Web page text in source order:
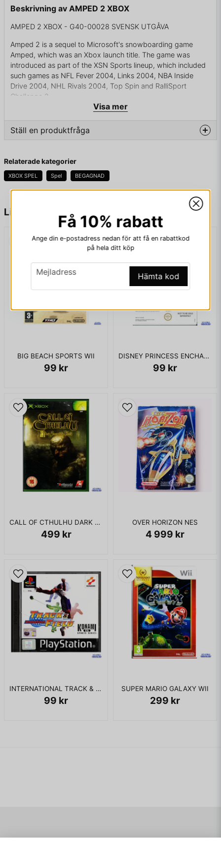
Liknande produkter
BIG BEACH SPORTS WII
99 kr
DISNEY PRINCESS ENCHANTING STORYBOOKS WII
99 kr
CALL OF CTHULHU DARK CORNERS OF THE EARTH XBOX
499 kr
OVER HORIZON NES
4 999 kr
INTERNATIONAL TRACK & FIELD PS1
99 kr
SUPER MARIO GALAXY WII
299 kr
Beskrivning av AMPED 2 XBOX
AMPED 2 XBOX - G40-00028 SVENSK UTGÅVA
Amped 2 is a sequel to Microsoft's snowboarding game
Amped, which was an Xbox launch title. The game was
introduced as part of the XSN Sports lineup, which included
such games as NFL Fever 2004, Links 2004, NBA Inside
Drive 2004, NHL Rivals 2004, Top Spin and RalliSport
Challenge 2.
KOMPLETT I BOX
Visa mer
Ställ en produktfråga
Fråga oss något om denna produkten...
Relaterade kategorier
XBOX SPEL Spel BEGAGNAD
Få 10% rabatt
Ange din e-postadress nedan för att få en rabattkod
på hela ditt köp
email
Mejladress Hämta kod